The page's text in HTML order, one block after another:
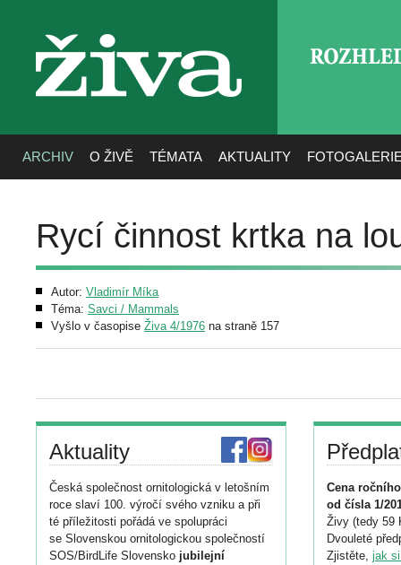
živa
ARCHIV O ŽIVĚ TÉMATA AKTUALITY
Rycí činnost krtka na
Autor: Vladimír Míka
Téma: Savci / Mammals
Vyšlo v časopise Živa 4/1976 na straně 157
Aktuality
Česká společnost ornitologická v letošním
roce slaví 100. výročí svého vzniku a při
té příležitosti pořádá ve spolupráci
se Slovenskou ornitologickou společností
SOS/BirdLife Slovensko jubilejní
Cena
od čísla 1/
Živy (tedy 59
Dvouleté
Zjistěte, jak